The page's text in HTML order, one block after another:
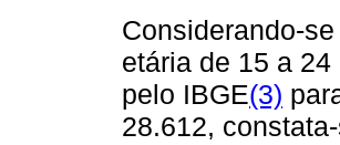
Considerando-
etária de 15 a
pelo IBGE(3)
28.612,